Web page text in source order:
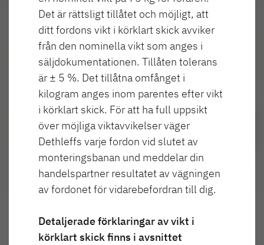
Highlights
Sök efter Dethleffs återförsäljare
Hitta en Dethleffs återförsäljare nära dig
Det är rättsligt tillåtet och möjligt, att
ditt fordons vikt i körklart skick avviker
från den nominella vikt som anges i
säljdokumentationen. Tillåten tolerans
är ± 5 %. Det tillåtna omfånget i
kilogram anges inom parentes efter vikt
i körklart skick. För att ha full uppsikt
över möjliga viktavvikelser väger
Dethleffs varje fordon vid slutet av
monteringsbanan und meddelar din
handelspartner resultatet av vägningen
av fordonet för vidarebefordran till dig.
Detaljerade förklaringar av vikt i
körklart skick finns i avsnittet